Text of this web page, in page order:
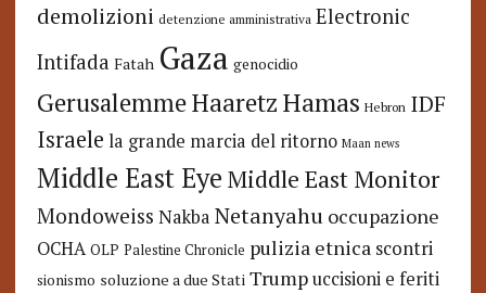
demolizioni detenzione amministrativa Electronic
Intifada Fatah Gaza genocidio
GerusalemmeHaaretzHamas Hebron IDF
Israele la grande marcia del ritorno Maan news
Middle East Eye Middle East Monitor
Mondoweiss Nakba Netanyahu occupazione
OCHA OLP Palestine Chronicle pulizia etnica scontri
sionismo soluzione a due Stati Trump uccisioni e feriti